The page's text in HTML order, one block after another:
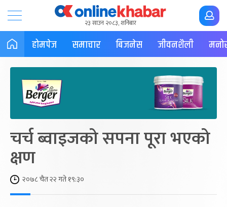
२३ साउन २०८३, शनिबार
होमपेज समाचार बिजनेस जीवनशैली
चर्च ब्वाइजको सपना पूरा भएको
क्षण
२०७८ चैत २२ गते १९:३०